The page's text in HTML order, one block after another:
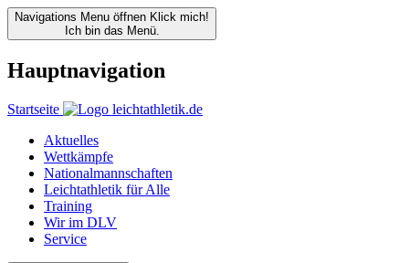
Navigations Menu öffnen Klick mich!
Ich bin das Menü.
Hauptnavigation
Startseite
Aktuelles
Wettkämpfe
Nationalmannschaften
Leichtathletik für Alle
Training
Wir im DLV
Service